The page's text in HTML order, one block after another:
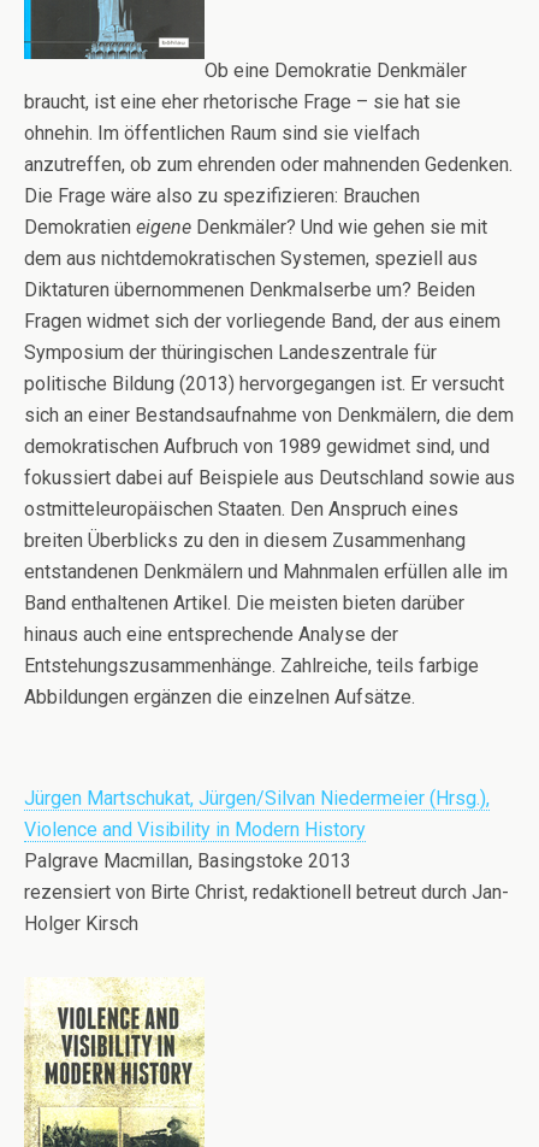
Ob eine Demokratie Denkmäler
braucht, ist eine eher rhetorische Frage – sie hat sie
ohnehin. Im öffentlichen Raum sind sie vielfach
anzutreffen, ob zum ehrenden oder mahnenden Gedenken.
Die Frage wäre also zu spezifizieren: Brauchen
Demokratien eigene Denkmäler? Und wie gehen sie mit
dem aus nichtdemokratischen Systemen, speziell aus
Diktaturen übernommenen Denkmalserbe um? Beiden
Fragen widmet sich der vorliegende Band, der aus einem
Symposium der thüringischen Landeszentrale für
politische Bildung (2013) hervorgegangen ist. Er versucht
sich an einer Bestandsaufnahme von Denkmälern, die dem
demokratischen Aufbruch von 1989 gewidmet sind, und
fokussiert dabei auf Beispiele aus Deutschland sowie aus
ostmitteleuropäischen Staaten. Den Anspruch eines
breiten Überblicks zu den in diesem Zusammenhang
entstandenen Denkmälern und Mahnmalen erfüllen alle im
Band enthaltenen Artikel. Die meisten bieten darüber
hinaus auch eine entsprechende Analyse der
Entstehungszusammenhänge. Zahlreiche, teils farbige
Abbildungen ergänzen die einzelnen Aufsätze.
Jürgen Martschukat, Jürgen/Silvan Niedermeier (Hrsg.),
Violence and Visibility in Modern History
Palgrave Macmillan, Basingstoke 2013
rezensiert von Birte Christ, redaktionell betreut durch Jan-
Holger Kirsch